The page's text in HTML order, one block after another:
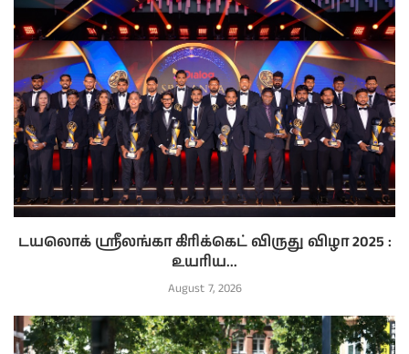
டயலொக் ஸ்ரீலங்கா கிரிக்கெட் விருது விழா 2025 :
உயரிய...
August 7, 2026